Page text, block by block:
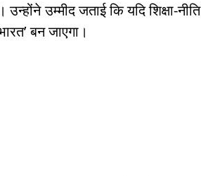
उम्मीद जताई कि यदि शिक्षा-नीति
बन जाएगा।